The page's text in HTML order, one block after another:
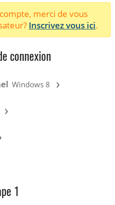
merci de vous
Inscrivez vous ici.
connexion
Windows 8 ›
›
1